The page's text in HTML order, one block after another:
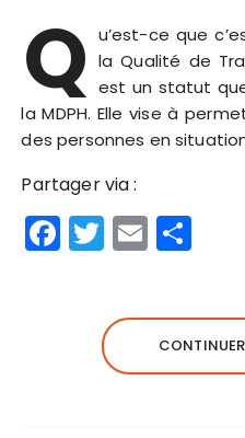
Q u’est-ce que
la Qualité de
est un statut
la MDPH. Elle vise à
des personnes en
Partager via :
F
a
T
w
te
r
E
m
a
g